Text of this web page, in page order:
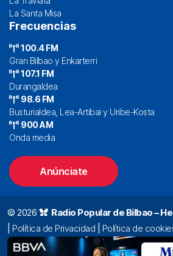
La Santa Misa
Frecuencias
100.4 FM
Gran Bilbao y Enkarterri
107.1 FM
Durangaldea
98.6 FM
Busturialdea, Lea-Artibai y Uribe-Kosta
900 AM
Onda media
Anúnciate
© 2026 Radio Popular de Bilbao –
Política de Privacidad Política de
Alda. Mazarredo, 47 – 7º 48009 Bilbao |